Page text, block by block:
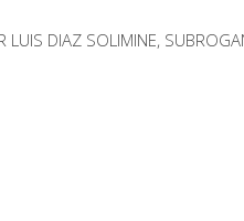
DIAZ SOLIMINE,